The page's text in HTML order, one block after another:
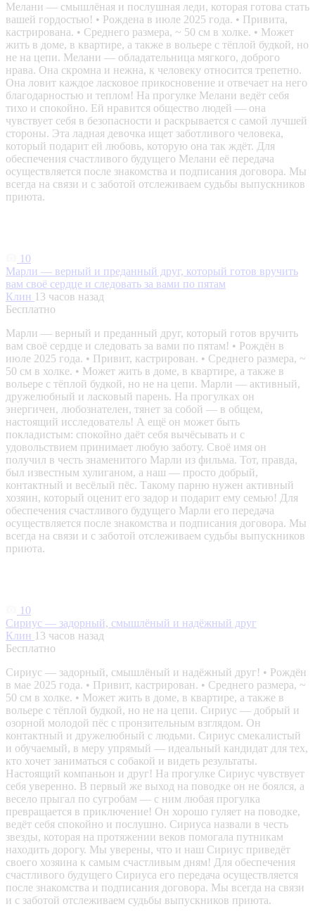
Мелани — смышлёная и послушная леди, которая готова стать
вашей гордостью! • Рождена в июле 2025 года. • Привита,
кастрирована. • Среднего размера, ~ 50 см в холке. • Может
жить в доме, в квартире, а также в вольере с тёплой будкой, но
не на цепи. Мелани — обладательница мягкого, доброго
нрава. Она скромна и нежна, к человеку относится трепетно.
Она ловит каждое ласковое прикосновение и отвечает на него
благодарностью и теплом! На прогулке Мелани ведёт себя
тихо и спокойно. Ей нравится общество людей — она
чувствует себя в безопасности и раскрывается с самой лучшей
стороны. Эта ладная девочка ищет заботливого человека,
который подарит ей любовь, которую она так ждёт. Для
обеспечения счастливого будущего Мелани её передача
осуществляется после знакомства и подписания договора. Мы
всегда на связи и с заботой отслеживаем судьбы выпускников
приюта.
10
Марли — верный и преданный друг, который готов вручить
вам своё сердце и следовать за вами по пятам
Клин 13 часов назад
Бесплатно
Марли — верный и преданный друг, который готов вручить
вам своё сердце и следовать за вами по пятам! • Рождён в
июле 2025 года. • Привит, кастрирован. • Среднего размера, ~
50 см в холке. • Может жить в доме, в квартире, а также в
вольере с тёплой будкой, но не на цепи. Марли — активный,
дружелюбный и ласковый парень. На прогулках он
энергичен, любознателен, тянет за собой — в общем,
настоящий исследователь! А ещё он может быть
покладистым: спокойно даёт себя вычёсывать и с
удовольствием принимает любую заботу. Своё имя он
получил в честь знаменитого Марли из фильма. Тот, правда,
был известным хулиганом, а наш — просто добрый,
контактный и весёлый пёс. Такому парню нужен активный
хозяин, который оценит его задор и подарит ему семью! Для
обеспечения счастливого будущего Марли его передача
осуществляется после знакомства и подписания договора. Мы
всегда на связи и с заботой отслеживаем судьбы выпускников
приюта.
10
Сириус — задорный, смышлёный и надёжный друг
Клин 13 часов назад
Бесплатно
Сириус — задорный, смышлёный и надёжный друг! • Рождён
в мае 2025 года. • Привит, кастрирован. • Среднего размера, ~
50 см в холке. • Может жить в доме, в квартире, а также в
вольере с тёплой будкой, но не на цепи. Сириус — добрый и
озорной молодой пёс с пронзительным взглядом. Он
контактный и дружелюбный с людьми. Сириус смекалистый
и обучаемый, в меру упрямый — идеальный кандидат для тех,
кто хочет заниматься с собакой и видеть результаты.
Настоящий компаньон и друг! На прогулке Сириус чувствует
себя уверенно. В первый же выход на поводке он не боялся, а
весело прыгал по сугробам — с ним любая прогулка
превращается в приключение! Он хорошо гуляет на поводке,
ведёт себя спокойно и послушно. Сириуса назвали в честь
звезды, которая на протяжении веков помогала путникам
находить дорогу. Мы уверены, что и наш Сириус приведёт
своего хозяина к самым счастливым дням! Для обеспечения
счастливого будущего Сириуса его передача осуществляется
после знакомства и подписания договора. Мы всегда на связи
и с заботой отслеживаем судьбы выпускников приюта.